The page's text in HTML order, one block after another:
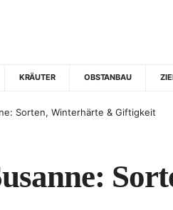
KRÄUTER OBSTANBAU
Sorten, Winterhärte & Giftigkeit